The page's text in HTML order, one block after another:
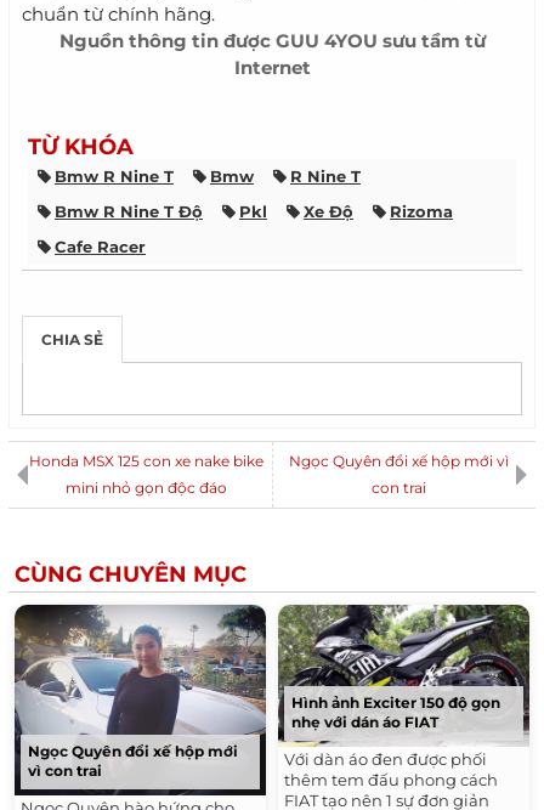
chuẩn từ chính hãng.​
Nguồn thông tin được GUU 4YOU sưu tầm từ
Internet
TỪ KHÓA
Bmw R Nine T Bmw
R Nine T
Bmw R Nine T Độ
Pkl Xe Độ
Rizoma
Cafe Racer
CHIA SẺ
Honda MSX 125 con xe nake bike
mini nhỏ gọn độc đáo
Ngọc Quyên đổi xế hộp mới vì
con trai
CÙNG CHUYÊN MỤC
Ngọc Quyên đổi xế hộp mới
vì con trai
Hình ảnh Exciter 150 độ gọn
nhẹ với dán áo FIAT
Với dàn áo đen được phối
thêm tem đấu phong cách
FIAT tạo nên 1 sự đơn giản